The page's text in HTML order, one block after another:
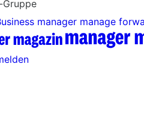
manager manage
Gruppe